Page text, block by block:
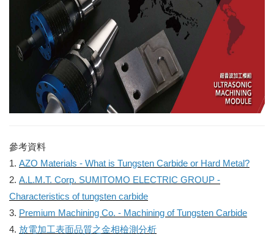
參考資料
1. AZO Materials - What is Tungsten Carbide or Hard Metal?
2. A.L.M.T. Corp. SUMITOMO ELECTRIC GROUP -
Characteristics of tungsten carbide
3. Premium Machining Co. - Machining of Tungsten Carbide
4. 放電加工表面品質之金相檢測分析